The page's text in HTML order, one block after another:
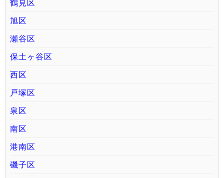
鶴見区
旭区
瀬谷区
保土ヶ谷区
西区
戸塚区
泉区
南区
港南区
磯子区